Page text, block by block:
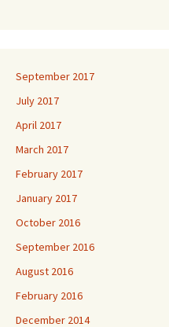
September 2017
July 2017
April 2017
March 2017
February 2017
January 2017
October 2016
September 2016
August 2016
February 2016
December 2014